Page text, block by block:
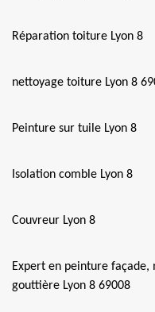
Réparation toiture Lyon 8
nettoyage toiture Lyon 8
Peinture sur tuile Lyon 8
Isolation comble Lyon 8
Couvreur Lyon 8
Expert en peinture
gouttière Lyon 8 69008